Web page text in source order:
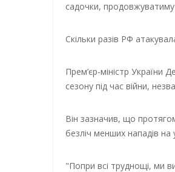
садочки,
Скільки разів РФ
Прем’єр-міністр
сезону під час війни,
Він зазначив, що
безліч менших нападів на
"Попри всі труднощі, ми